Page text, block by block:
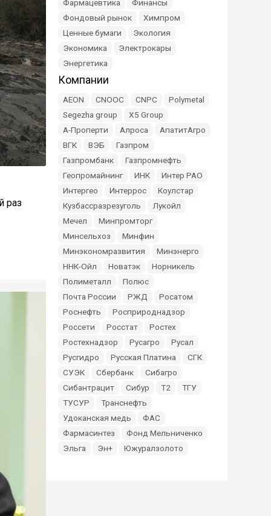
раз
Фармацевтика
Финансы
Фондовый рынок
Химпром
Ценные бумаги
Экология
Экономика
Электрокары
Энергетика
Компании
AEON CNOOC CNPC
Polymetal
Segezha group
X5 Group
А-Проперти
Алроса
АпатитАгро
ВГК
ВЭБ
Газпром
Газпромбанк
Газпромнефть
Геопромайнинг
ИНК
Интер РАО
Интергео
Интеррос
Коулстар
Кузбассразрезуголь
Лукойл
Мечел
Минпромторг
Минсельхоз
Минфин
Минэкономразвития
Минэнерго
ННК-Ойл
Новатэк
Норникель
Полиметалл
Полюс
Почта России
РЖД
Росатом
Роснефть
Росприроднадзор
Россети
Росстат
Ростех
Ростехнадзор
Русагро
Русал
Русгидро
Русская Платина
СГК
СУЭК
Сбербанк
Сибагро
Сибантрацит
Сибур Т2
ТГУ
ТУСУР
Транснефть
Удоканская медь
ФАС
Фармасинтез
Фонд Мельниченко
Эльга
Эн+ Южуралзолото